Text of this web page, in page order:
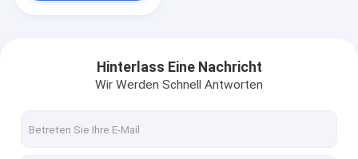
Hinterlass Eine Nachricht
Wir Werden Schnell Antworten